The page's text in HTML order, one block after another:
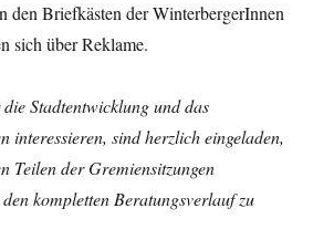
den Briefkästen der WinterbergerInnen
sich über Reklame.
Stadtentwicklung und das
interessieren, sind herzlich eingeladen,
Teilen der Gremiensitzungen
kompletten Beratungsverlauf zu